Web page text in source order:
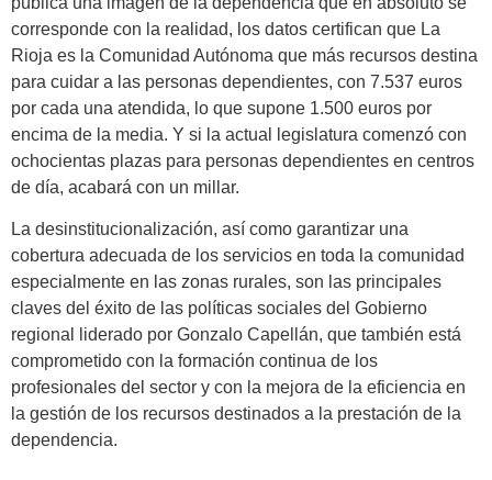
corresponde con la realidad, los datos certifican que La
Rioja es la Comunidad Autónoma que más recursos destina
para cuidar a las personas dependientes, con 7.537 euros
por cada una atendida, lo que supone 1.500 euros por
encima de la media. Y si la actual legislatura comenzó con
ochocientas plazas para personas dependientes en centros
de día, acabará con un millar.
La desinstitucionalización, así como garantizar una
cobertura adecuada de los servicios en toda la comunidad
especialmente en las zonas rurales, son las principales
claves del éxito de las políticas sociales del Gobierno
regional liderado por Gonzalo Capellán, que también está
comprometido con la formación continua de los
profesionales del sector y con la mejora de la eficiencia en
la gestión de los recursos destinados a la prestación de la
dependencia.